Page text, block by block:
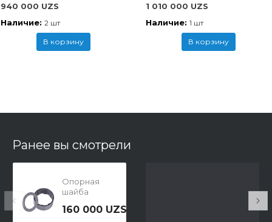
940 000 UZS
Наличие: 2 шт
В корзину
1 010 000 UZS
Наличие: 1 шт
В корзину
Ранее вы смотрели
Опорная
шайба
160 000 UZS